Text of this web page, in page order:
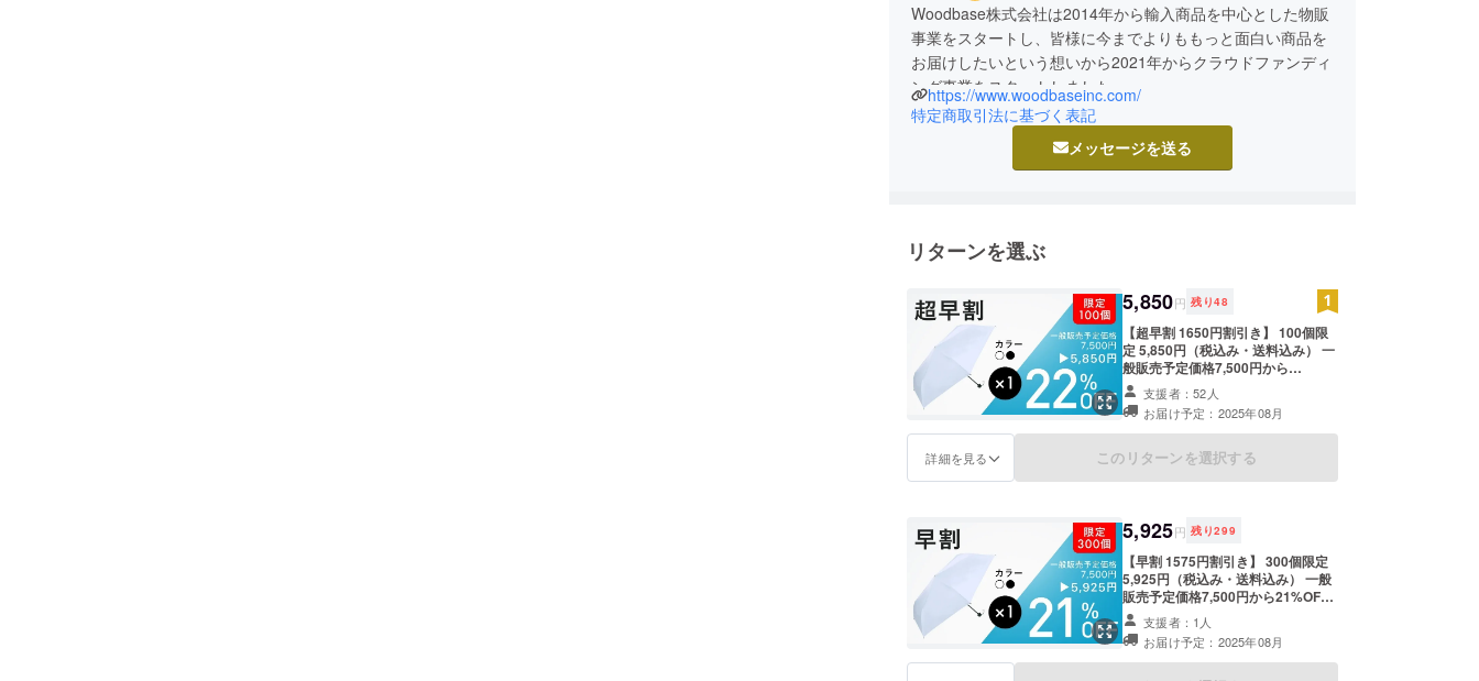
Woodbase株式会社は2014年から輸入商品を中心とした物販
事業をスタートし、皆様に今までよりももっと面白い商品を
お届けしたいという想いから2021年からクラウドファンディ
ング事業をスタートしました。
https://www.woodbaseinc.com/
特定商取引法に基づく表記
メッセージを送る
リターンを選ぶ
5,850円 残り48
【超早割 1650円割引き】 100個限
定 5,850円（税込み・送料込み） 一
般販売予定価格7,500円から
22%OFF nurenu Air を1個お送りし
ます。 ■8月下旬頃お届けの予定で
す。 ■商品内容 折り畳み傘 ×1 収納
袋 ×1 ※色はホワイトまたはブラック
からお選び頂けます。 ※カラーに
の場合は追加オプションをご購入く
ださい。 ※税込、送料込みの価格と
なります。 ※皆様のご支援により量
産効率が向上した場合、正規販売価
格が販売予定価格より下がる可能性
もございます。 ※デザイン・仕様は
変更になる可能性もございます。ご
了承ください。 ※ご注文状況、使用
する部材の供給状況、製造工程上の
支援者：52人
お届け予定：2025年08月
詳細を見る このリターンを選択する
5,925円 残り299
【早割 1575円割引き】 300個限定
5,925円（税込み・送料込み） 一般
販売予定価格7,500円から21%OFF
nurenu Air を1個お送りします。 ■8
月下旬頃お届けの予定です。 ■商品
内容 折り畳み傘 ×1 収納袋 ×1 ※色は
ホワイトまたはブラックからお選び
支援者：1人
お届け予定：2025年08月